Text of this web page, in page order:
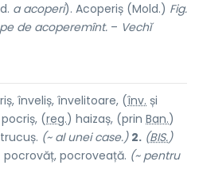
a acoperi). Acoperiș (Mold.) Fig.
de acoperemînt. – Vechĭ
înveliș, învelitoare, (înv. și
iș, (reg.) haizaș, (prin Ban.)
uș. (~ al unei case.) 2. (BIS.)
pocrovăț, pocroveață. (~ pentru